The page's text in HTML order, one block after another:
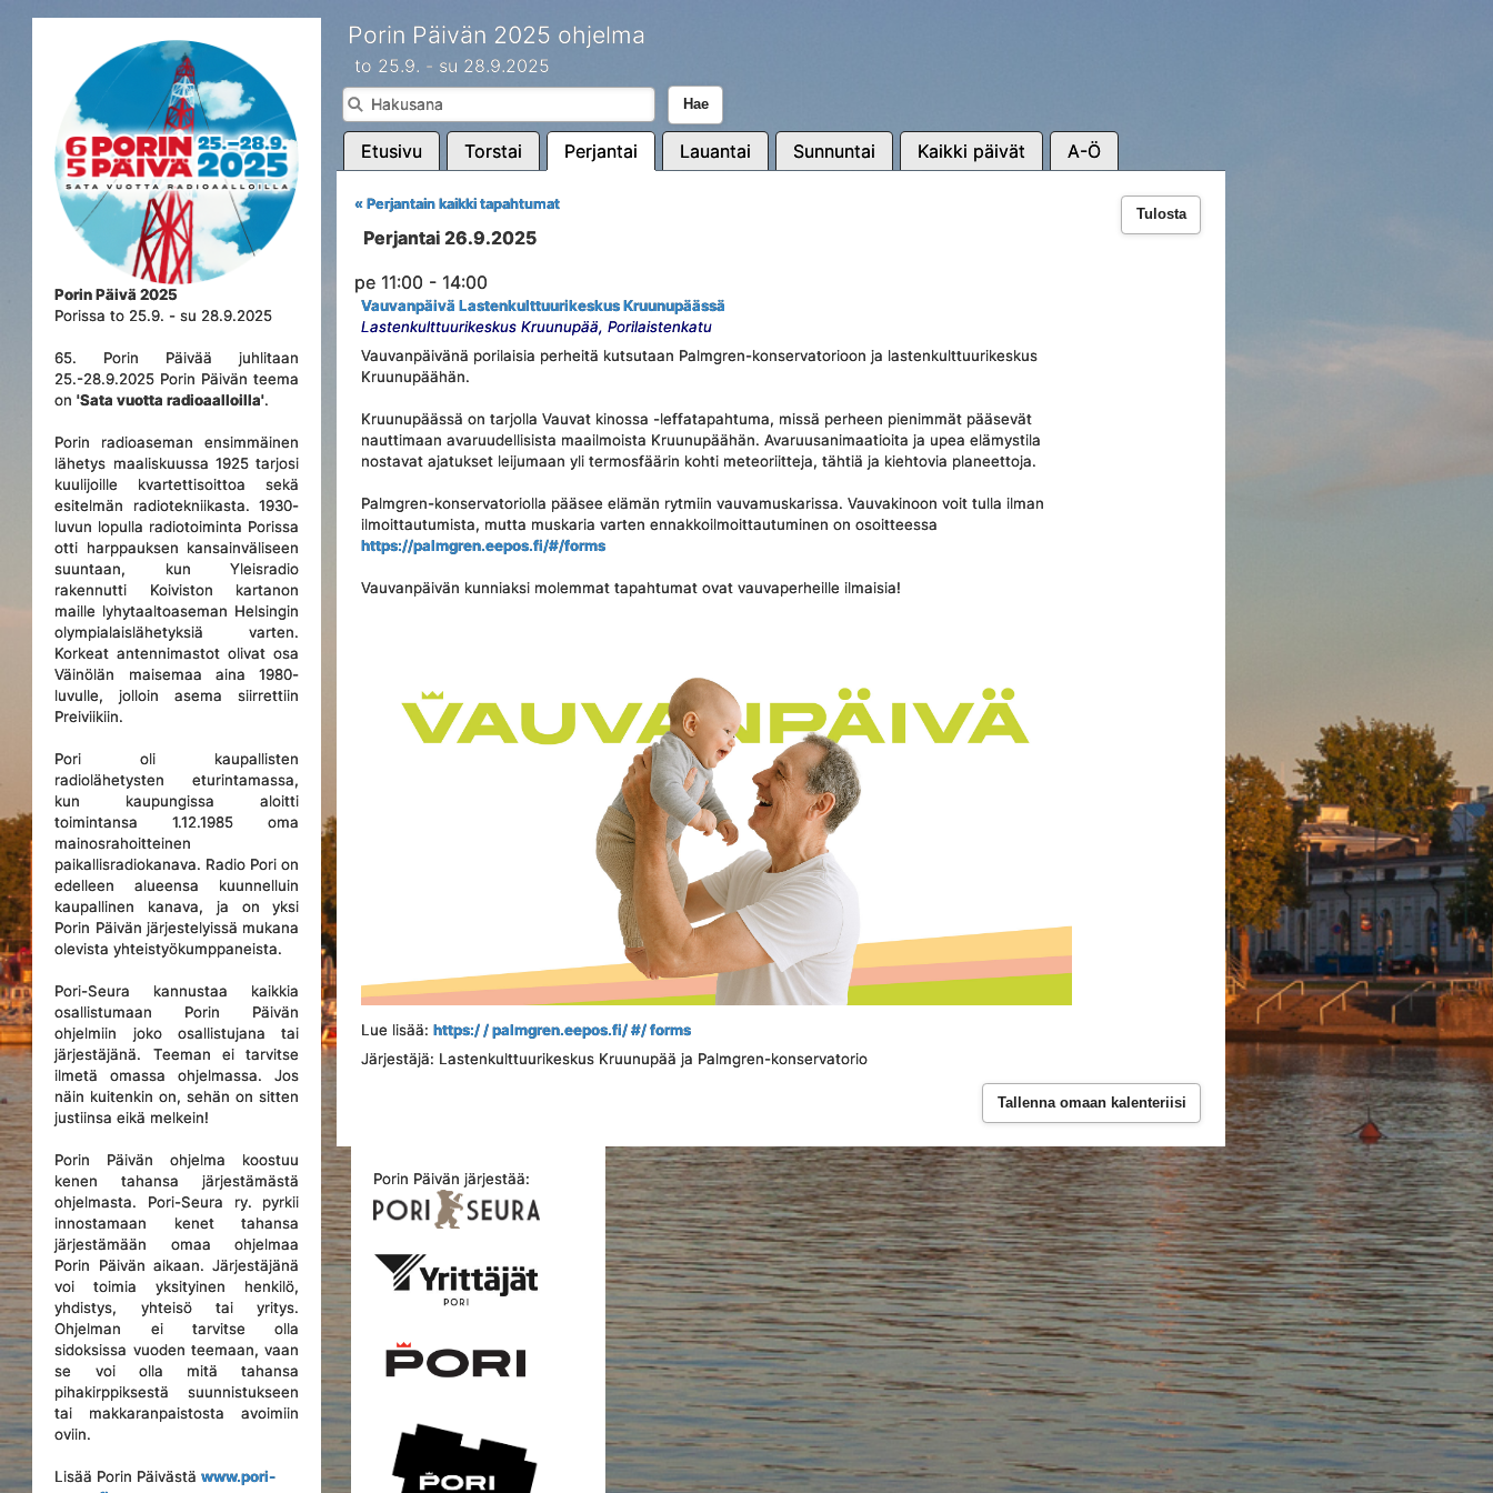
Porin Päivä 2025
Porissa to 25.9. - su 28.9.2025
65. Porin Päivää juhlitaan
25.-28.9.2025 Porin Päivän teema
on'Sata vuotta radioaalloilla'.
Porin radioaseman ensimmäinen
lähetys maaliskuussa 1925 tarjosi
kuulijoille kvartettisoittoa sekä
esitelmän radiotekniikasta. 1930-
luvun lopulla radiotoiminta Porissa
otti harppauksen kansainväliseen
suuntaan, kun Yleisradio
rakennutti Koiviston kartanon
maille lyhytaaltoaseman Helsingin
olympialaislähetyksiä varten.
Korkeat antennimastot olivat osa
Väinölän maisemaa aina 1980-
luvulle, jolloin asema siirrettiin
Preiviikiin.
Pori oli kaupallisten
radiolähetysten eturintamassa,
kun kaupungissa aloitti
toimintansa 1.12.1985 oma
mainosrahoitteinen
paikallisradiokanava. Radio Pori on
edelleen alueensa kuunnelluin
kaupallinen kanava, ja on yksi
Porin Päivän järjestelyissä mukana
olevista yhteistyökumppaneista.
Pori-Seura kannustaa kaikkia
osallistumaan Porin Päivän
ohjelmiin joko osallistujana tai
järjestäjänä. Teeman ei tarvitse
ilmetä omassa ohjelmassa. Jos
näin kuitenkin on, sehän on sitten
justiinsa eikä melkein!
Porin Päivän ohjelma koostuu
kenen tahansa järjestämästä
ohjelmasta. Pori-Seura ry. pyrkii
innostamaan kenet tahansa
järjestämään omaa ohjelmaa
Porin Päivän aikaan. Järjestäjänä
voi toimia yksityinen henkilö,
yhdistys, yhteisö tai yritys.
Ohjelman ei tarvitse olla
sidoksissa vuoden teemaan, vaan
se voi olla mitä tahansa
pihakirppiksestä suunnistukseen
tai makkaranpaistosta avoimiin
oviin.
Lisää Porin Päivästäwww.pori-
Porin Päivän 2025 ohjelma
to 25.9. - su 28.9.2025
Hae
Etusivu Torstai Perjantai Lauantai Sunnuntai Kaikki päivät A-Ö
Tulosta
« Perjantain kaikki tapahtumat
Perjantai 26.9.2025
pe 11:00 - 14:00
Vauvanpäivä Lastenkulttuurikeskus Kruunupäässä
Lastenkulttuurikeskus Kruunupää, Porilaistenkatu
Vauvanpäivänä porilaisia perheitä kutsutaan Palmgren-konservatorioon ja lastenkulttuurikeskus
Kruunupäähän.
Kruunupäässä on tarjolla Vauvat kinossa -leffatapahtuma, missä perheen pienimmät pääsevät
nauttimaan avaruudellisista maailmoista Kruunupäähän. Avaruusanimaatioita ja upea elämystila
nostavat ajatukset leijumaan yli termosfäärin kohti meteoriitteja, tähtiä ja kiehtovia planeettoja.
Palmgren-konservatoriolla pääsee elämän rytmiin vauvamuskarissa. Vauvakinoon voit tulla ilman
ilmoittautumista, mutta muskaria varten ennakkoilmoittautuminen on osoitteessa
https://palmgren.eepos.fi/#/forms
Vauvanpäivän kunniaksi molemmat tapahtumat ovat vauvaperheille ilmaisia!
Lue lisää:https:/ / palmgren.eepos.fi/ #/ forms
Järjestäjä: Lastenkulttuurikeskus Kruunupää ja Palmgren-konservatorio
Tallenna omaan kalenteriisi
Porin Päivän järjestää: